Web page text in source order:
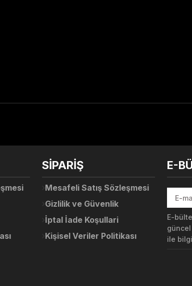
SİPARİŞ
Mesafeli Satış Sözleşmesi
Gizlilik ve Güvenlik
İptal İade Koşullari
Kişisel Veriler Politikası
E-
E-
güncel
ile